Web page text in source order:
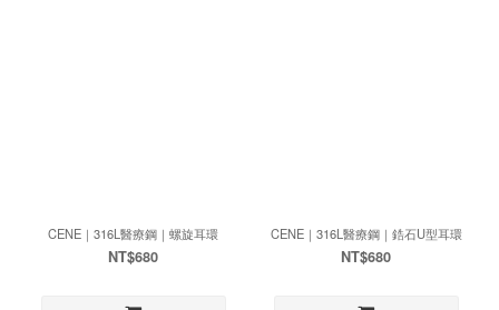
CENE｜316L醫療鋼｜螺旋耳環
NT$680
CENE｜316L醫療鋼｜鋯石U型耳環
NT$680